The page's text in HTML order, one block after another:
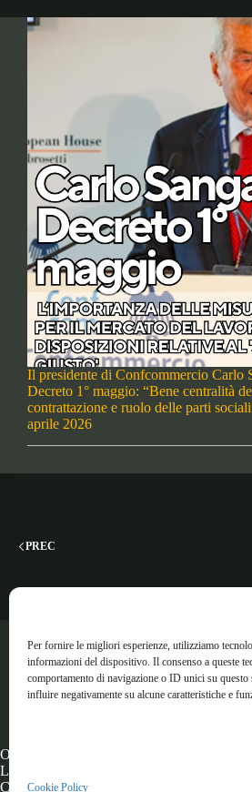
Per fornire le migliori esperienze, utilizziamo
informazioni del dispositivo. Il consenso a queste
comportamento di navigazione o ID unici su
influire negativamente su alcune caratteristiche e
Cookie Policy
Il presidente di Confcommercio Carlo
Decreto 1° maggio: “Bene centralità
contrattazione e ruolo delle parti
aprile 2026
PREC
Molto più di
Orari di apertura
Lun - Ven/ 8:30 am - 17:30 pm
Copyright © 2026 - Tema WordPress